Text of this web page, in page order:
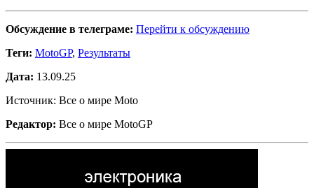
Обсуждение в телеграме: Перейти к обсуждению
Теги: MotoGP, Результаты
Дата: 13.09.25
Источник: Все о мире Moto
Редактор: Все о мире MotoGP